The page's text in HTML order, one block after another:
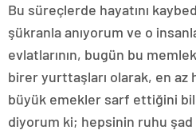
Bu süreçlerde hayatını
şükranla anıyorum ve o
evlatlarının, bugün bu
birer yurttaşları olarak, en az
büyük emekler sarf ettiğini
diyorum ki; hepsinin ruhu şad